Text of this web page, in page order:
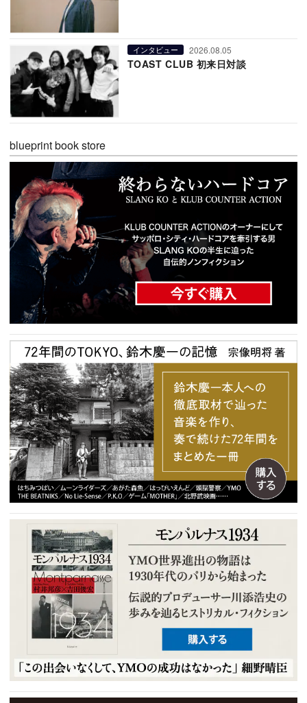
インタビュー 2026.08.05
TOAST CLUB 初来日対談
blueprint book store